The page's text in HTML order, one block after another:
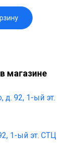
магазине
д. 92, 1-ый эт.
1-ый эт. СТЦ